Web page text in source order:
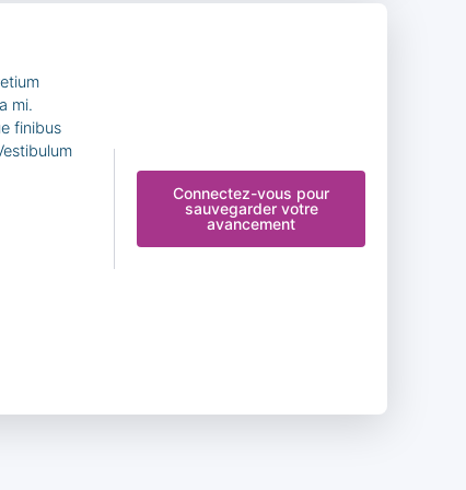
mi.
finibus
Connectez-vous pour
sauvegarder votre
avancement